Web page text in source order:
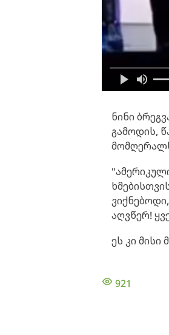
ნინი
გამოდის,
აღვწერ!
ეს კი მისი
921